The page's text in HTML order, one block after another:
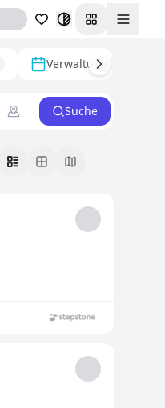
Verwaltung
Suche